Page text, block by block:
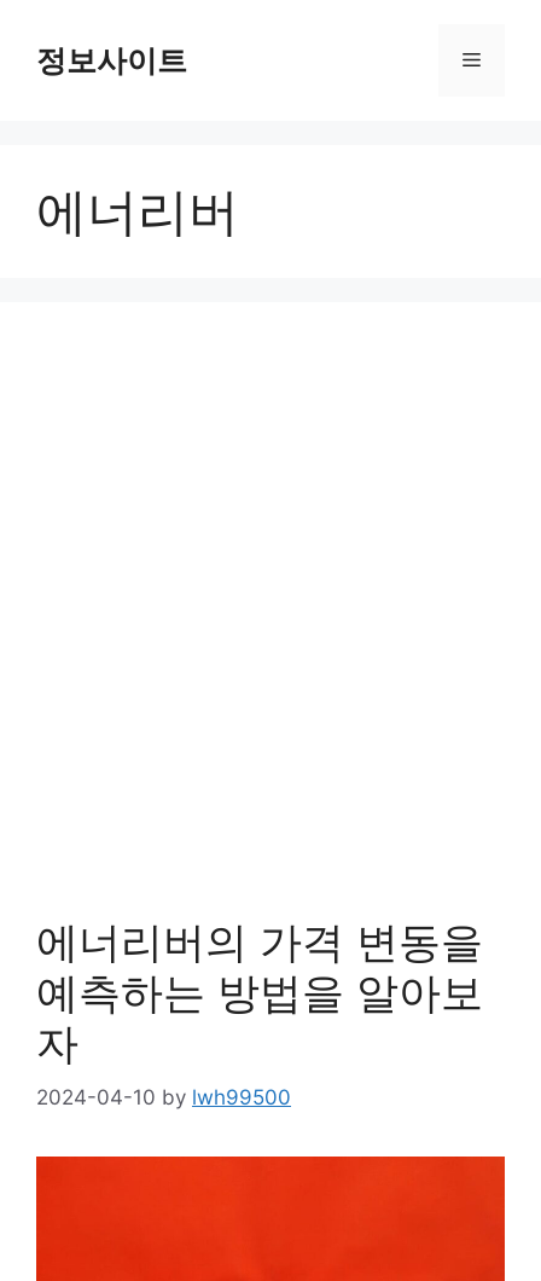
content정보사이트 Menu
에너리버
에너리버의 가격 변동을
예측하는 방법을 알아보
자
2024-04-10 by lwh99500